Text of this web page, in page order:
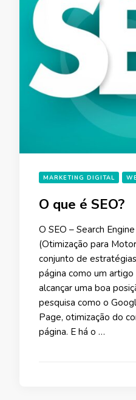
MARKETING DIGITAL
O que é SEO?
O SEO – Search
(Otimização para
conjunto de
página como um
alcançar uma boa
pesquisa como o
Page, otimização do
página. E há o …